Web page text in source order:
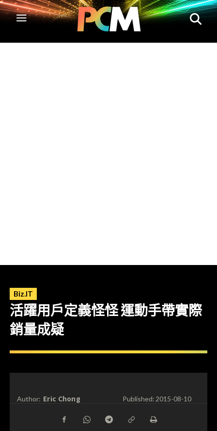
Biz.IT
活躍用戶定義怪怪 運動手帶實際
銷量成疑
Author: Eric Chong Published:2015-08-10